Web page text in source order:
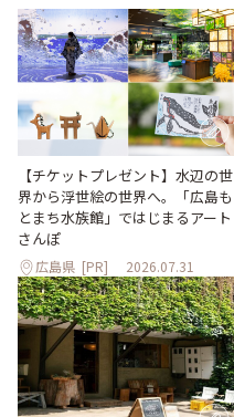
【チケットプレゼント】水辺の世
界から浮世絵の世界へ。「広島も
とまち水族館」ではじまるアート
さんぽ
広島県 [PR] 2026.07.31